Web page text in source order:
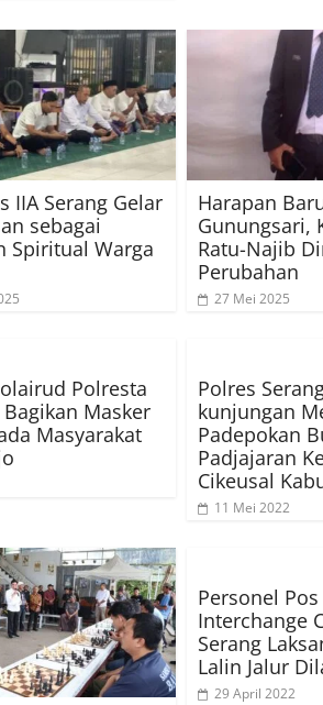
IIA Serang Gelar
sebagai
Spiritual Warga
Harapan
Gunungsari,
Ratu-Najib
Perubahan
27 Mei 2025
Polresta
Masker
Masyarakat
Polres
kunjungan
Padepokan
Padjajaran
Cikeusal
11 Mei 2022
Personel
Interchange
Serang
Lalin Jalur
29 April 2022